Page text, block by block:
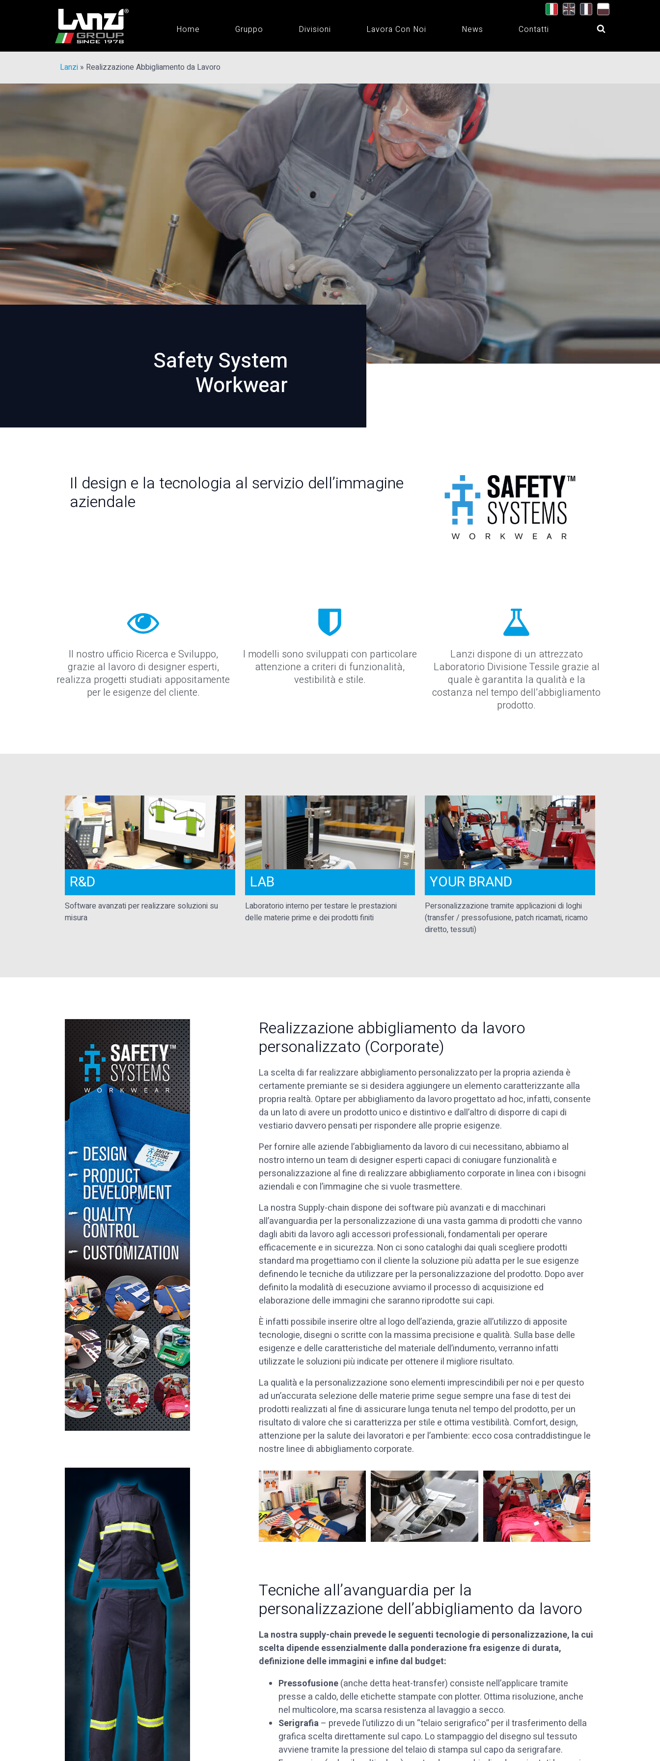
Home Gruppo Divisioni Lavora Con Noi News Contatti
Lanzi » Realizzazione Abbigliamento da Lavoro
Safety System
Workwear
Il design e la tecnologia al servizio dell’immagine
aziendale
Il nostro ufficio Ricerca e Sviluppo,
grazie al lavoro di designer esperti,
realizza progetti studiati appositamente
per le esigenze del cliente.
I modelli sono sviluppati con particolare
attenzione a criteri di funzionalità,
vestibilità e stile.
Lanzi dispone di un attrezzato
Laboratorio Divisione Tessile grazie al
quale è garantita la qualità e la
costanza nel tempo dell’abbigliamento
prodotto.
R&D
Software avanzati per realizzare soluzioni su
misura
LAB
Laboratorio interno per testare le prestazioni
delle materie prime e dei prodotti finiti
YOUR BRAND
Personalizzazione tramite applicazioni di loghi
(transfer / pressofusione, patch ricamati, ricamo
diretto, tessuti)
Realizzazione abbigliamento da lavoro
personalizzato (Corporate)
La scelta di far realizzare abbigliamento personalizzato per la propria azienda è
certamente premiante se si desidera aggiungere un elemento caratterizzante alla
propria realtà. Optare per abbigliamento da lavoro progettato ad hoc, infatti, consente
da un lato di avere un prodotto unico e distintivo e dall’altro di disporre di capi di
vestiario davvero pensati per rispondere alle proprie esigenze.
Per fornire alle aziende l’abbigliamento da lavoro di cui necessitano, abbiamo al
nostro interno un team di designer esperti capaci di coniugare funzionalità e
personalizzazione al fine di realizzare abbigliamento corporate in linea con i bisogni
aziendali e con l’immagine che si vuole trasmettere.
La nostra Supply-chain dispone dei software più avanzati e di macchinari
all’avanguardia per la personalizzazione di una vasta gamma di prodotti che vanno
dagli abiti da lavoro agli accessori professionali, fondamentali per operare
efficacemente e in sicurezza. Non ci sono cataloghi dai quali scegliere prodotti
standard ma progettiamo con il cliente la soluzione più adatta per le sue esigenze
definendo le tecniche da utilizzare per la personalizzazione del prodotto. Dopo aver
definito la modalità di esecuzione avviamo il processo di acquisizione ed
elaborazione delle immagini che saranno riprodotte sui capi.
È infatti possibile inserire oltre al logo dell’azienda, grazie all’utilizzo di apposite
tecnologie, disegni o scritte con la massima precisione e qualità. Sulla base delle
esigenze e delle caratteristiche del materiale dell’indumento, verranno infatti
utilizzate le soluzioni più indicate per ottenere il migliore risultato.
La qualità e la personalizzazione sono elementi imprescindibili per noi e per questo
ad un’accurata selezione delle materie prime segue sempre una fase di test dei
prodotti realizzati al fine di assicurare lunga tenuta nel tempo del prodotto, per un
risultato di valore che si caratterizza per stile e ottima vestibilità. Comfort, design,
attenzione per la salute dei lavoratori e per l’ambiente: ecco cosa contraddistingue le
nostre linee di abbigliamento corporate.
Tecniche all’avanguardia per la
personalizzazione dell’abbigliamento da lavoro
La nostra supply-chain prevede le seguenti tecnologie di personalizzazione, la cui
scelta dipende essenzialmente dalla ponderazione fra esigenze di durata,
definizione delle immagini e infine dal budget:
Pressofusione(anche detta heat-transfer) consiste nell’applicare tramite
presse a caldo, delle etichette stampate con plotter. Ottima risoluzione, anche
nel multicolore, ma scarsa resistenza al lavaggio a secco.
Serigrafia– prevede l’utilizzo di un “telaio serigrafico” per il trasferimento della
grafica scelta direttamente sul capo. Lo stampaggio del disegno sul tessuto
avviene tramite la pressione del telaio di stampa sul capo da serigrafare.